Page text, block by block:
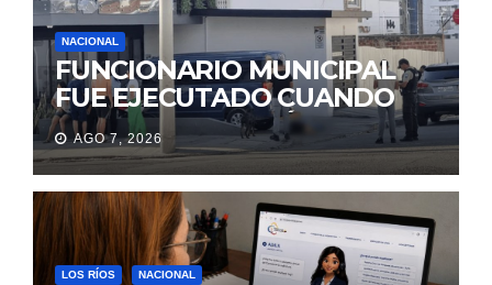
NACIONAL
FUNCIONARIO MUNICIPAL
FUE EJECUTADO CUANDO
IBA A UNA REUNIÓN DE
TRABAJO EN MANTA
AGO 7, 2026
LOS RÍOS NACIONAL